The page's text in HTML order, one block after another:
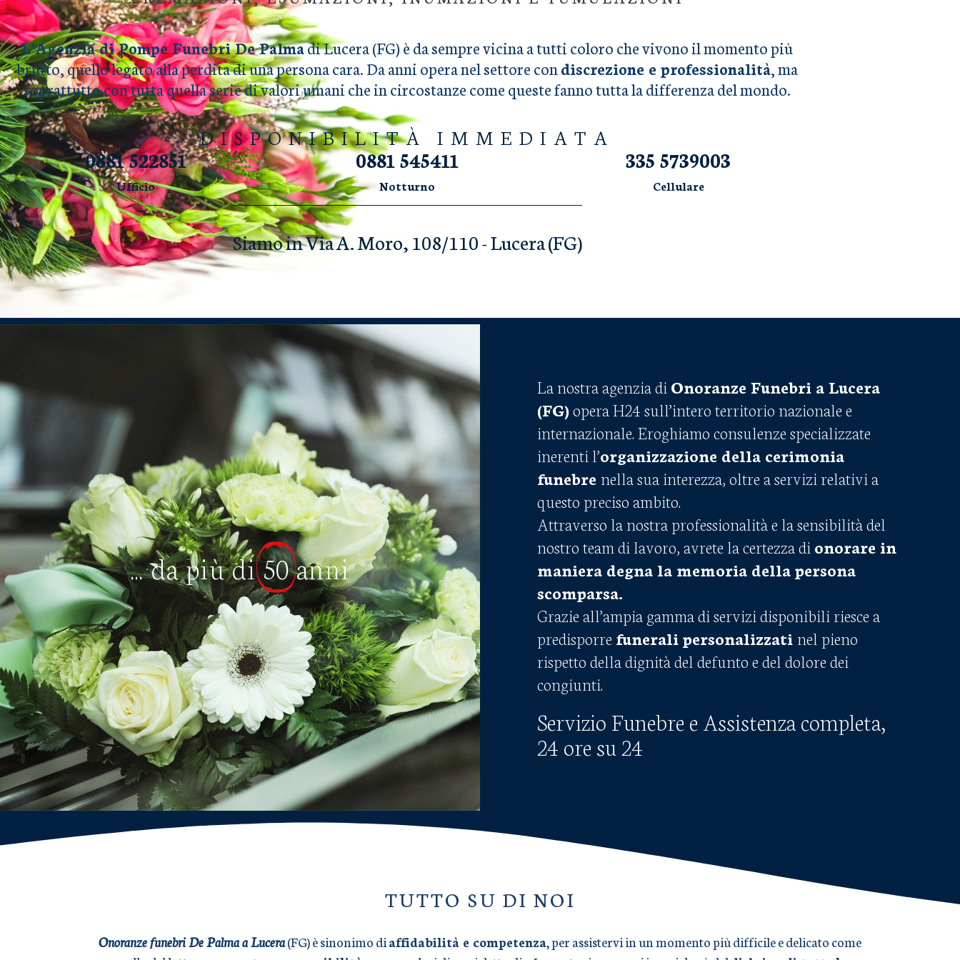
L’Agenzia di Pompe Funebri De Palmadi Lucera (FG) è da sempre vicina a tutti coloro che vivono il momento più
brutto, quello legato alla perdita di una persona cara. Da anni opera nel settore condiscrezione e professionalità, ma
soprattutto con tutta quella serie di valori umani che in circostanze come queste fanno tutta la differenza del mondo.
DISPONIBILITÀ IMMEDIATA
0881 522851
Ufficio
0881 545411
Notturno
335 5739003
Cellulare
Siamo in Via A. Moro, 108/110 - Lucera (FG)
... da più di50anni
La nostra agenzia di Onoranze Funebri a Lucera
(FG)opera H24 sull’intero territorio nazionale e
internazionale.Eroghiamo consulenze specializzate
inerenti l’organizzazione della cerimonia
funebre nella sua interezza, oltre a servizi relativi a
questo preciso ambito.
Attraverso la nostra professionalità e la sensibilità del
nostro team di lavoro, avrete la certezza di onorare in
maniera degna la memoria della persona
scomparsa.
Grazie all’ampia gamma di servizi disponibili riesce a
predisporrefunerali personalizzati nel pieno
rispetto della dignità del defunto e del dolore dei
congiunti.
Servizio Funebre e Assistenza completa,
24 ore su 24
TUTTO SU DI NOI
Onoranze funebri De Palma a Lucera(FG) è sinonimo diaffidabilità e competenza, per assistervi in un momento più difficile e delicato come